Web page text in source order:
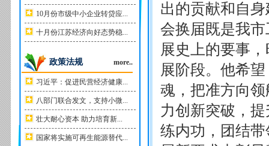
10月份市级中小企业转贷应...
十月份江苏经济向好态势稳...
政策法规 more..
习近平：促进民营经济健康...
八部门联合发文，支持小微...
壮大耐心资本 助力培育新...
国家将实施可再生能源替代...
出的贡献和自
会换届既是我
展史上的要事
展阶段。他希
魂，把准方向
力创新突破，
练内功，团结